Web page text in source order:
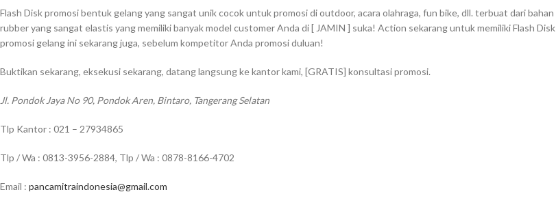
Flash Disk promosi bentuk gelang yang sangat unik cocok untuk promosi di outdoor, acara olahraga, fun bike, dll. terbuat dari bahan
rubber yang sangat elastis yang memiliki banyak model customer Anda di [ JAMIN ] suka! Action sekarang untuk memiliki Flash Disk
promosi gelang ini sekarang juga, sebelum kompetitor Anda promosi duluan!
Buktikan sekarang, eksekusi sekarang, datang langsung ke kantor kami, [GRATIS] konsultasi promosi.
Jl. Pondok Jaya No 90, Pondok Aren, Bintaro, Tangerang Selatan
Tlp Kantor : 021 – 27934865
Tlp / Wa : 0813-3956-2884, Tlp / Wa : 0878-8166-4702
Email : pancamitraindonesia@gmail.com